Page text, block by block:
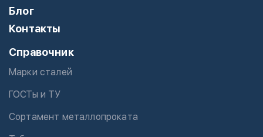
Блог
Контакты
Справочник
Марки сталей
ГОСТы и ТУ
Сортамент металлопроката